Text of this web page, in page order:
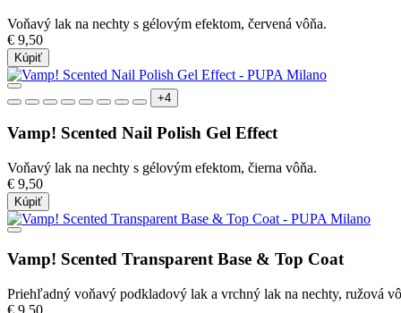
Voňavý lak na nechty s gélovým efektom, červená vôňa.
€ 9,50
Kúpiť
+4
Vamp! Scented Nail Polish Gel Effect
Voňavý lak na nechty s gélovým efektom, čierna vôňa.
€ 9,50
Kúpiť
Vamp! Scented Transparent Base & Top Coat
Priehľadný voňavý podkladový lak a vrchný lak na nechty, ružová
€ 9,50